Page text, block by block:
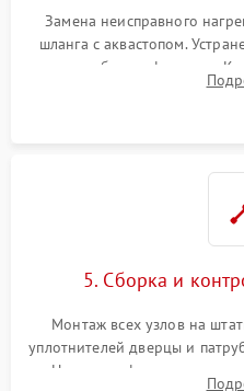
Замена неисправного
шланга с аквастопом.
патрубках и фильтрах.
управления,
5. Сборка и
Монтаж всех узлов на
уплотнителей дверцы и
Надежная фиксация